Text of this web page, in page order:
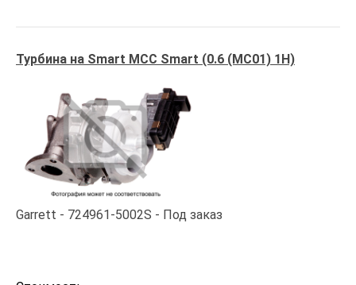
Турбина на Smart MCC Smart (0.6 (MC01) 1H)
Garrett 724961-5002S Под заказ